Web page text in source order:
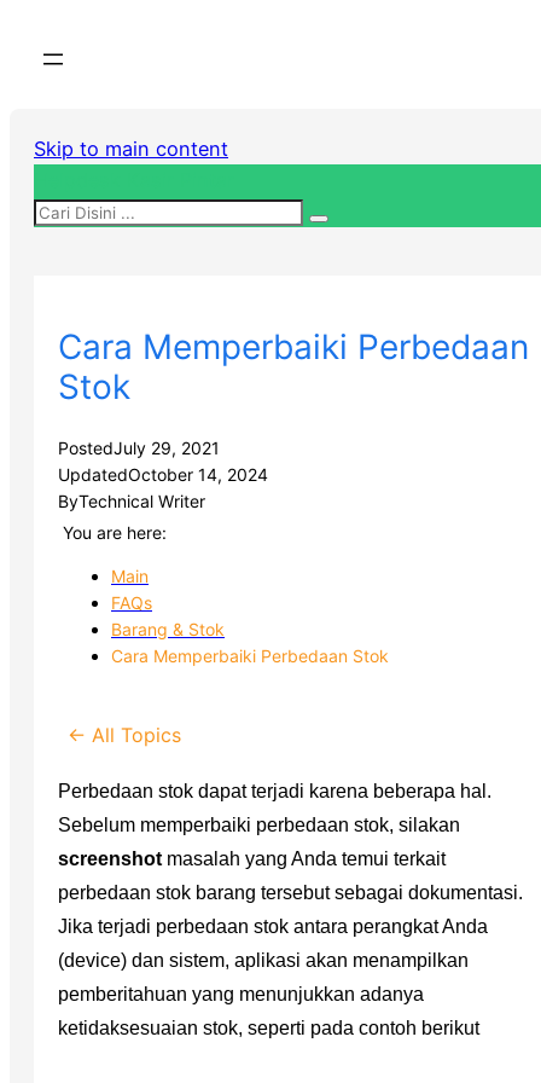
Skip to main content
Cara Memperbaiki Perbedaan
Stok
PostedJuly 29, 2021
UpdatedOctober 14, 2024
ByTechnical Writer
You are here:
Main
FAQs
Barang & Stok
Cara Memperbaiki Perbedaan Stok
← All Topics
Perbedaan stok dapat terjadi karena beberapa hal.
Sebelum memperbaiki perbedaan stok, silakan
screenshot masalah yang Anda temui terkait
perbedaan stok barang tersebut sebagai dokumentasi.
Jika terjadi perbedaan stok antara perangkat Anda
(device) dan sistem, aplikasi akan menampilkan
pemberitahuan yang menunjukkan adanya
ketidaksesuaian stok, seperti pada contoh berikut